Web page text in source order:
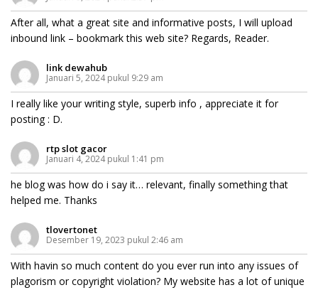
After all, what a great site and informative posts, I will upload
inbound link – bookmark this web site? Regards, Reader.
link dewahub
Januari 5, 2024 pukul 9:29 am
I really like your writing style, superb info , appreciate it for
posting : D.
rtp slot gacor
Januari 4, 2024 pukul 1:41 pm
he blog was how do i say it… relevant, finally something that
helped me. Thanks
tlovertonet
Desember 19, 2023 pukul 2:46 am
With havin so much content do you ever run into any issues of
plagorism or copyright violation? My website has a lot of unique